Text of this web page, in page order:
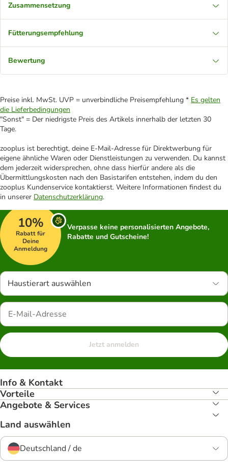
Zusammensetzung
Fütterungsempfehlung
Bewertung
Preise inkl. MwSt. UVP = unverbindliche Preisempfehlung * Es gelten
die Lieferbedingungen
"Sonst" = Der niedrigste Preis des Artikels innerhalb der letzten 30
Tage.
zooplus ist berechtigt, deine E-Mail-Adresse für Direktwerbung für
eigene ähnliche Waren oder Dienstleistungen zu verwenden. Du kannst
dem jederzeit widersprechen, ohne dass hierfür andere als die
Übermittlungskosten nach den Basistarifen entstehen, indem du den
zooplus Kundenservice kontaktierst. Weitere Informationen findest du
in unserer Datenschutzerklärung.
10%
Rabatt für
Deine
Anmeldung
Verpasse keine personalisierten Angebote,
Rabatte und Gutscheine!
Haustierart auswählen
Jetzt anmelden
Info & Kontakt
Vorteile
Angebote & Services
Land auswählen
Deutschland / de